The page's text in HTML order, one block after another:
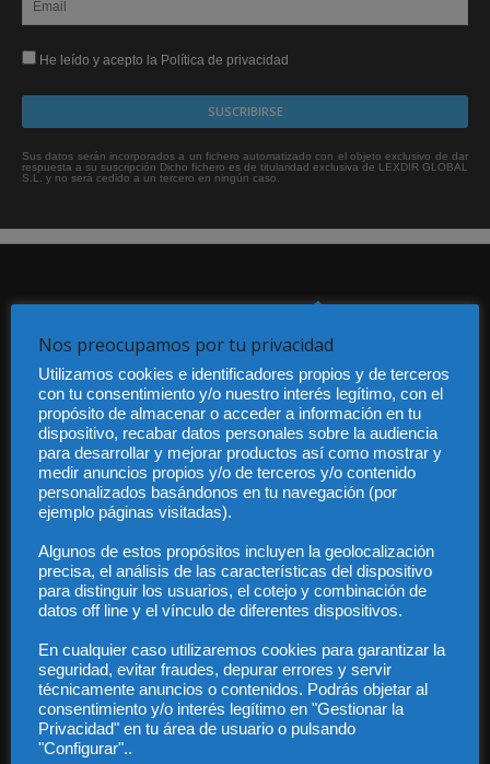
He leído y acepto la Política de privacidad
Sus datos serán incorporados a un fichero automatizado con el objeto exclusivo de dar
respuesta a su suscripción Dicho fichero es de titularidad exclusiva de LEXDIR GLOBAL
S.L. y no será cedido a un tercero en ningún caso.
Audiencia y Publicidad
Quiénes somos
Legal
Privacidad
Contacto
Guía Colaboradores
Contáctanos: info@diariojuridico.com
Incluso más noticias
Nos preocupamos por tu privacidad
Utilizamos cookies e identificadores propios y de terceros
con tu consentimiento y/o nuestro interés legítimo, con el
propósito de almacenar o acceder a información en tu
dispositivo, recabar datos personales sobre la audiencia
para desarrollar y mejorar productos así como mostrar y
medir anuncios propios y/o de terceros y/o contenido
personalizados basándonos en tu navegación (por
ejemplo páginas visitadas).
Algunos de estos propósitos incluyen la geolocalización
precisa, el análisis de las características del dispositivo
para distinguir los usuarios, el cotejo y combinación de
datos off line y el vínculo de diferentes dispositivos.
En cualquier caso utilizaremos cookies para garantizar la
seguridad, evitar fraudes, depurar errores y servir
técnicamente anuncios o contenidos. Podrás objetar al
consentimiento y/o interés legítimo en "Gestionar la
Privacidad" en tu área de usuario o pulsando
"Configurar"..